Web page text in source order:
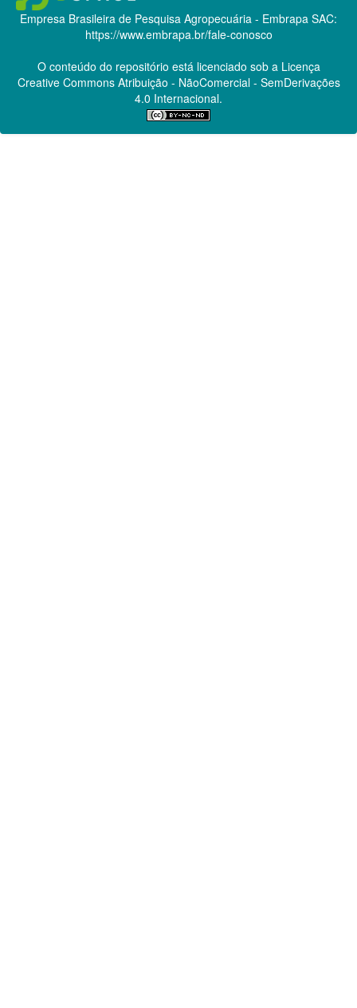
Empresa Brasileira de Pesquisa Agropecuária - Embrapa SAC:
https://www.embrapa.br/fale-conosco
O conteúdo do repositório está licenciado sob a Licença
Creative CommonsAtribuição - NãoComercial - SemDerivações
4.0 Internacional.